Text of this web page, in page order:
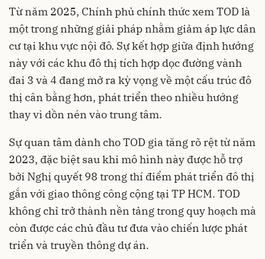
Từ năm 2025, Chính phủ chính thức xem TOD là
một trong những giải pháp nhằm giảm áp lực dân
cư tại khu vực nội đô. Sự kết hợp giữa định hướng
này với các khu đô thị tích hợp dọc đường vành
đai 3 và 4 đang mở ra kỳ vọng về một cấu trúc đô
thị cân bằng hơn, phát triển theo nhiều hướng
thay vì dồn nén vào trung tâm.
Sự quan tâm dành cho TOD gia tăng rõ rệt từ năm
2023, đặc biệt sau khi mô hình này được hỗ trợ
bởi Nghị quyết 98 trong thí điểm phát triển đô thị
gắn với giao thông công cộng tại TP HCM. TOD
không chỉ trở thành nền tảng trong quy hoạch mà
còn được các chủ đầu tư đưa vào chiến lược phát
triển và truyền thông dự án.